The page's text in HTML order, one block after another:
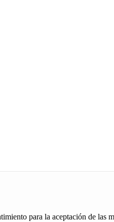
para la aceptación de las